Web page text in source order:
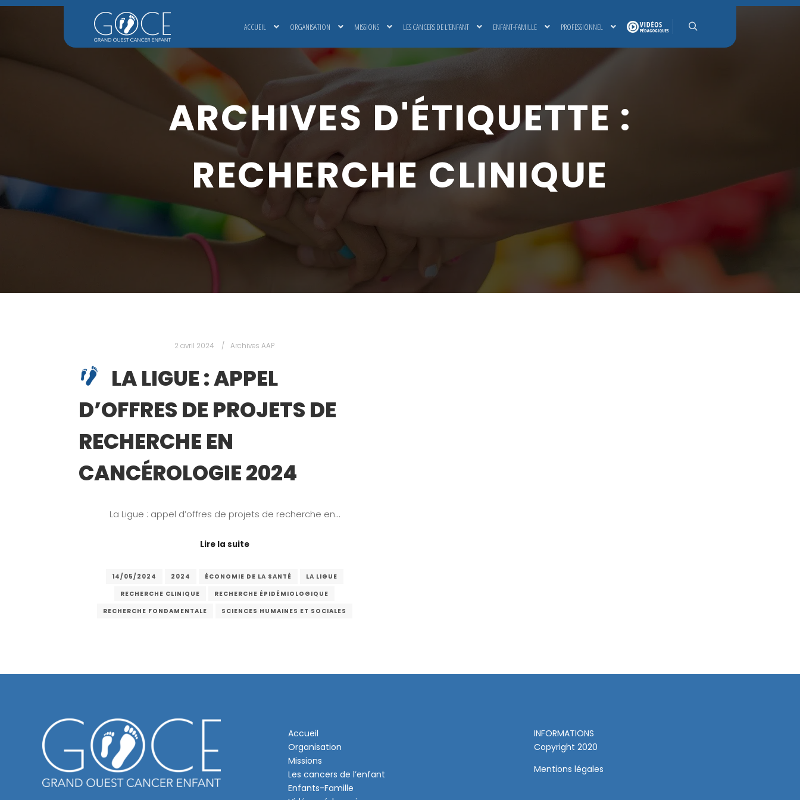
ACCUEIL ORGANISATION MISSIONS LES CANCERS DE L’ENFANT ENFANT-FAMILLE PROFESSIONNEL
Rechercher
ARCHIVES D'ÉTIQUETTE :
RECHERCHE CLINIQUE
2 avril 2024 Archives AAP
LA LIGUE : APPEL
D’OFFRES DE PROJETS DE
RECHERCHE EN
CANCÉROLOGIE 2024
La Ligue : appel d’offres de projets de recherche en…
Lire la suite
14/05/2024 2024 ÉCONOMIE DE LA SANTÉ
LA LIGUE
RECHERCHE CLINIQUE
RECHERCHE ÉPIDÉMIOLOGIQUE
RECHERCHE FONDAMENTALE
SCIENCES HUMAINES ET SOCIALES
Accueil
Organisation
Missions
Les cancers de l’enfant
Enfants-Famille
INFORMATIONS
Copyright 2020
Mentions légales